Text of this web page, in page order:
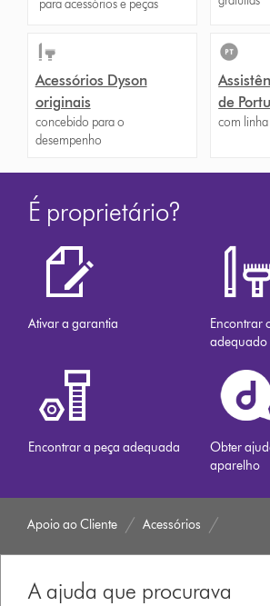
para acessórios e peças
Acessórios Dyson
originais
concebido para o
desempenho
de
com
É proprietário?
Ativar a garantia
Encontrar
adequado
Encontrar a peça adequada
Obter
aparelho
Apoio ao Cliente Acessórios
A ajuda que procurava